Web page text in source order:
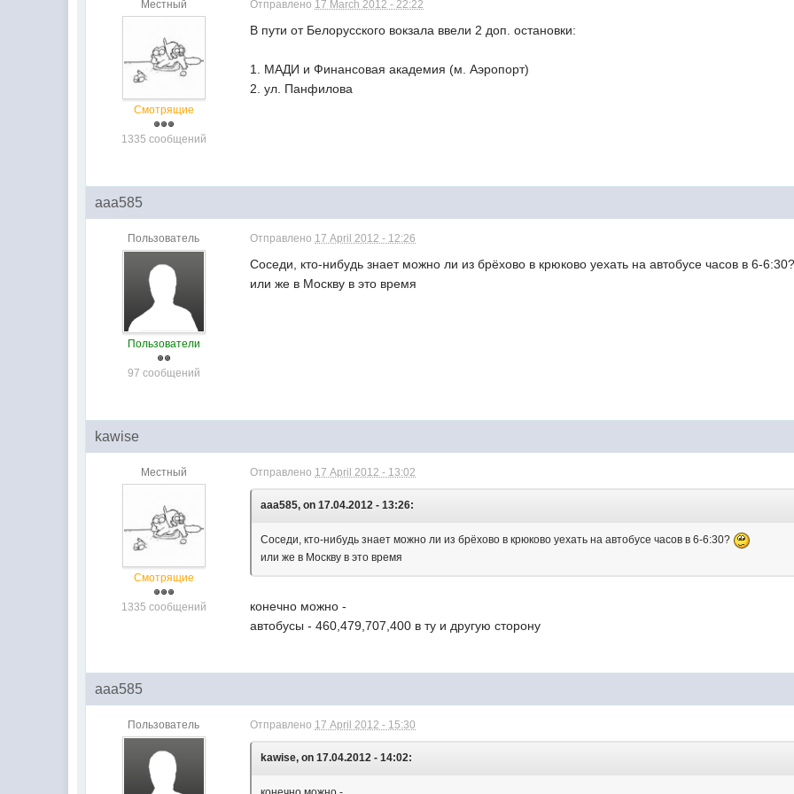
Местный
Смотрящие
1335 сообщений
Отправлено 17 March 2012 - 22:22
В пути от Белорусского вокзала ввели 2 доп. остановки:
1. МАДИ и Финансовая академия (м. Аэропорт)
2. ул. Панфилова
aaa585
Пользователь
Пользователи
97 сообщений
Отправлено 17 April 2012 - 12:26
Соседи, кто-нибудь знает можно ли из брёхово в крюково уехать на автобусе часов в 6-6:30?
или же в Москву в это время
kawise
Местный
Смотрящие
1335 сообщений
Отправлено 17 April 2012 - 13:02
aaa585, on 17.04.2012 - 13:26:
Соседи, кто-нибудь знает можно ли из брёхово в крюково уехать на автобусе часов в 6-6:30?
или же в Москву в это время
конечно можно -
автобусы - 460,479,707,400 в ту и другую сторону
aaa585
Пользователь Отправлено 17 April 2012 - 15:30
kawise, on 17.04.2012 - 14:02: